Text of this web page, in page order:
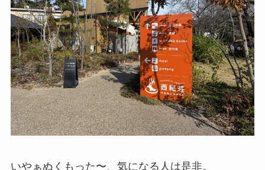
いやぁぬくもった〜、気になる人は是非。